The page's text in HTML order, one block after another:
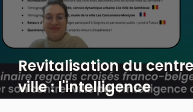
Revitalisation du centre-
ville : l'intelligence